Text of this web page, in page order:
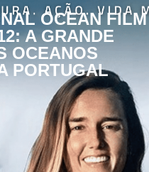
OCEAN FILM
A GRANDE
OCEANOS
PORTUGAL